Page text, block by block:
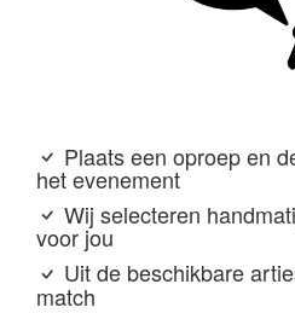
Plaats een oproep en
het evenement
Wij selecteren
voor jou
Uit de beschikbare
match